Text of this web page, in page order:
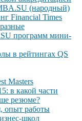
(народный)
Financial Times
программ мини-
в рейтингах QS
Masters
в какой части
резюме?
опыт работы
школ